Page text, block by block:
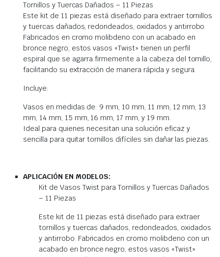
Tornillos y Tuercas Dañados – 11 Piezas
Este kit de 11 piezas está diseñado para extraer tornillos
y tuercas dañados, redondeados, oxidados y antirrobo.
Fabricados en cromo molibdeno con un acabado en
bronce negro, estos vasos «Twist» tienen un perfil
espiral que se agarra firmemente a la cabeza del tornillo,
facilitando su extracción de manera rápida y segura.
Incluye:
Vasos en medidas de: 9 mm, 10 mm, 11 mm, 12 mm, 13
mm, 14 mm, 15 mm, 16 mm, 17 mm, y 19 mm.
Ideal para quienes necesitan una solución eficaz y
sencilla para quitar tornillos difíciles sin dañar las piezas.
APLICACIÓN EN MODELOS:
Kit de Vasos Twist para Tornillos y Tuercas Dañados
– 11 Piezas
Este kit de 11 piezas está diseñado para extraer
tornillos y tuercas dañados, redondeados, oxidados
y antirrobo. Fabricados en cromo molibdeno con un
acabado en bronce negro, estos vasos «Twist»